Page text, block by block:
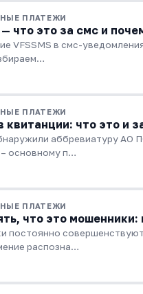
ПЛАТЕЖИ
— что это за смс и
VFSSMS в смс-
ПЛАТЕЖИ
квитанции: что это и
аббревиатуру АО
основному п…
ПЛАТЕЖИ
что это мошенники:
постоянно
распозна…